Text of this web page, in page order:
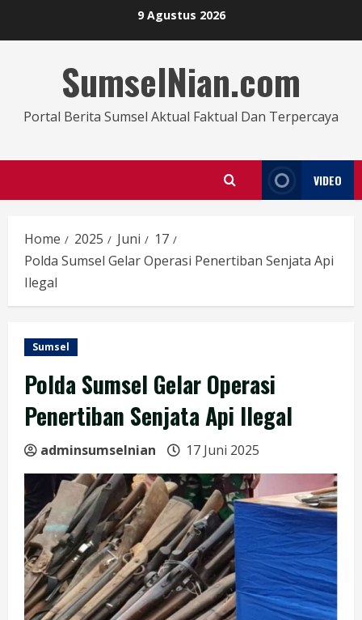
9 Agustus 2026
SumselNian.com
Portal Berita Sumsel Aktual Faktual Dan Terpercaya
VIDEO
Home 2025 Juni
17
Polda Sumsel Gelar Operasi Penertiban Senjata Api
Ilegal
Sumsel
Polda Sumsel Gelar Operasi
Penertiban Senjata Api Ilegal
adminsumselnian 17 Juni 2025